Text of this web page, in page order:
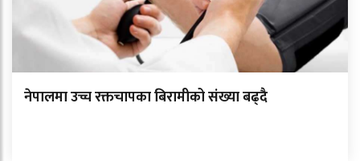
नेपालमा उच्च रक्तचापका बिरामीको संख्या बढ्दै